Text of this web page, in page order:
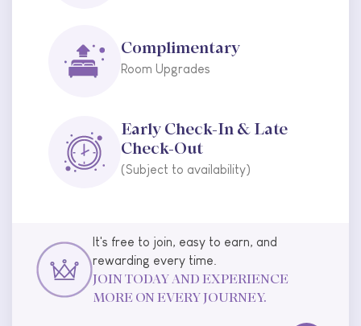
Easily Again
Everything you need for a
seamless stay, right at your
fingertips.